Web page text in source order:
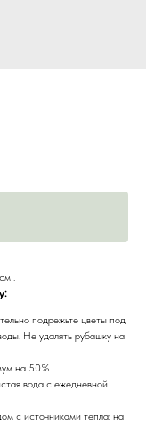
.
подрежьте цветы под
Не удалять рубашку на
на 50%
вода с ежедневной
с источниками тепла: на